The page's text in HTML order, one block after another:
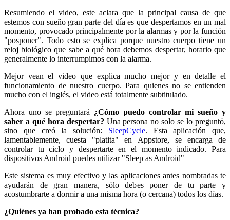
Resumiendo el video, este aclara que la principal causa de que
estemos con sueño gran parte del día es que despertamos en un mal
momento, provocado principalmente por la alarmas y por la función
"posponer". Todo esto se explica porque nuestro cuerpo tiene un
reloj biológico que sabe a qué hora debemos despertar, horario que
generalmente lo interrumpimos con la alarma.
Mejor vean el video que explica mucho mejor y en detalle el
funcionamiento de nuestro cuerpo. Para quienes no se entienden
mucho con el inglés, el video está totalmente subtitulado.
Ahora uno se preguntará ¿Cómo puedo controlar mi sueño y
saber a qué hora despertar? Una persona no solo se lo preguntó,
sino que creó la solución: SleepCycle. Esta aplicación que,
lamentablemente, cuesta "platita" en Appstore, se encarga de
controlar tu ciclo y despertarte en el momento indicado. Para
dispositivos Android puedes utilizar "Sleep as Android"
Este sistema es muy efectivo y las aplicaciones antes nombradas te
ayudarán de gran manera, sólo debes poner de tu parte y
acostumbrarte a dormir a una misma hora (o cercana) todos los días.
¿Quiénes ya han probado esta técnica?